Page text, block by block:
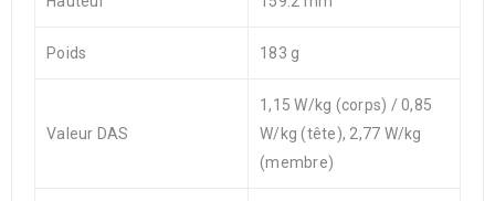
Poids 183 g
Valeur DAS
1,15 W/kg (corps) / 0,85
W/kg (tête), 2,77 W/kg
(membre)